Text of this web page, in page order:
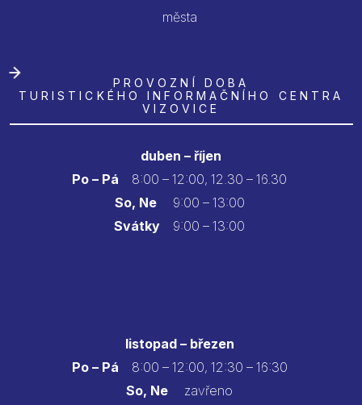
města
PROVOZNÍ DOBA
TURISTICKÉHO INFORMAČNÍHO CENTRA
VIZOVICE
duben – říjen
Po – Pá
8:00 – 12:00, 12.30 – 16.30
So, Ne9:00 – 13:00
Svátky 9:00 – 13:00
listopad – březen
Po – Pá 8:00 – 12:00, 12:30 – 16:30
So, Ne zavřeno